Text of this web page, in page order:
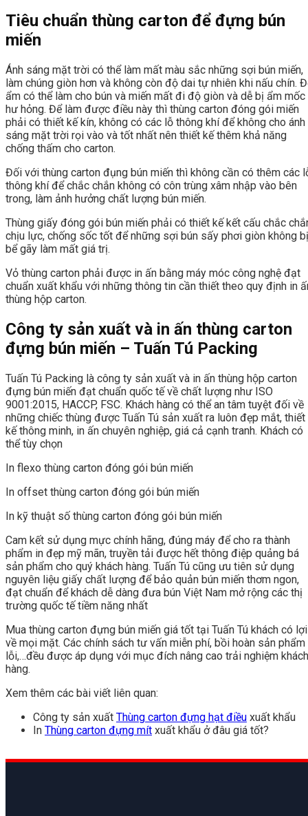
Tiêu chuẩn thùng carton để đựng bún
miến
Ánh sáng mặt trời có thể làm mất màu sắc những sợi bún miến,
làm chúng giòn hơn và không còn độ dai tự nhiên khi nấu chín.
ẩm có thể làm cho bún và miến mất đi độ giòn và dễ bị ẩm mốc
hư hỏng. Để làm được điều này thì thùng carton đóng gói miến
phải có thiết kế kín, không có các lỗ thông khí để không cho ánh
sáng mặt trời rọi vào và tốt nhất nên thiết kế thêm khả năng
chống thấm cho carton.
Đối với thùng carton đụng bún miến thì không cần có thêm các
thông khí để chắc chắn không có côn trùng xâm nhập vào bên
trong, làm ảnh hưởng chất lượng bún miến.
Thùng giấy đóng gói bún miến phải có thiết kế kết cấu chắc
chịu lực, chống sốc tốt để những sợi bún sấy phơi giòn không bị
bể gãy làm mất giá trị.
Vỏ thùng carton phải được in ấn bằng máy móc công nghệ đạt
chuẩn xuất khẩu với những thông tin cần thiết theo quy định in
thùng hộp carton.
Công ty sản xuất và in ấn thùng carton
đựng bún miến – Tuấn Tú Packing
Tuấn Tú Packing là công ty sản xuất và in ấn thùng hộp carton
đựng bún miến đạt chuẩn quốc tế về chất lượng như ISO
9001:2015, HACCP, FSC. Khách hàng có thể an tâm tuyệt đối về
những chiếc thùng được Tuấn Tú sản xuất ra luôn đẹp mắt, thiết
kế thông minh, in ấn chuyên nghiệp, giá cả cạnh tranh. Khách có
thể tùy chọn
In flexo thùng carton đóng gói bún miến
In offset thùng carton đóng gói bún miến
In kỹ thuật số thùng carton đóng gói bún miến
Cam kết sử dụng mực chính hãng, đúng máy để cho ra thành
phẩm in đẹp mỹ mãn, truyền tải được hết thông điệp quảng bá
sản phẩm cho quý khách hàng. Tuấn Tú cũng ưu tiên sử dụng
nguyên liệu giấy chất lượng để bảo quản bún miến thơm ngon,
đạt chuẩn để khách dễ dàng đưa bún Việt Nam mở rộng các thị
trường quốc tế tiềm năng nhất
Mua thùng carton đựng bún miến giá tốt tại Tuấn Tú khách có lợi
về mọi mặt. Các chính sách tư vấn miễn phí, bồi hoàn sản phẩm
lỗi,…đều được áp dụng với mục đích nâng cao trải nghiệm khách
hàng.
Xem thêm các bài viết liên quan:
Công ty sản xuất Thùng carton đựng hạt điều xuất khẩu
In Thùng carton đựng mít xuất khẩu ở đâu giá tốt?